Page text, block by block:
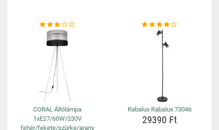
CORAL Állólámpa
1xE27/60W/230V
fehér/fekete/szürke/arany
Rabalux Rabalux 73046
29390 Ft